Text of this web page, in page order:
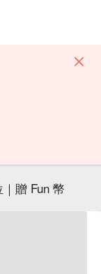
贈 Fun 幣